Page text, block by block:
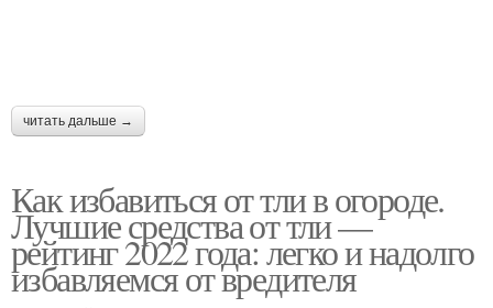
читать дальше →
Как избавиться от тли в огороде.
Лучшие средства от тли —
рейтинг 2022 года: легко и надолго
избавляемся от вредителя